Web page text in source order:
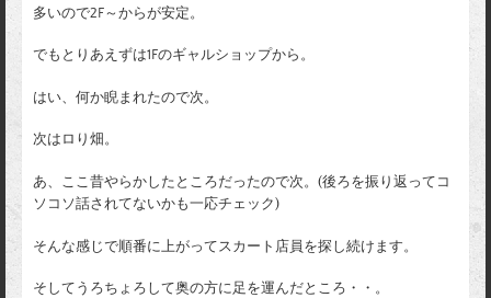
多いので2F～からが安定。
でもとりあえずは1Fのギャルショップから。
はい、何か睨まれたので次。
次はロり畑。
あ、ここ昔やらかしたところだったので次。(後ろを振り返ってコ
ソコソ話されてないかも一応チェック)
そんな感じで順番に上がってスカート店員を探し続けます。
そしてうろちょろして奥の方に足を運んだところ・・。